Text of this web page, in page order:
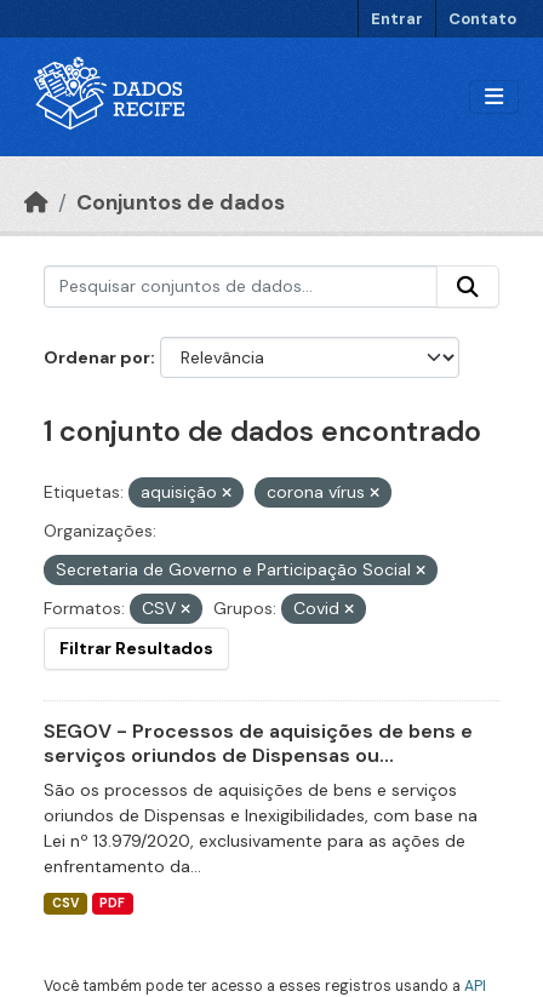
Entrar Contato
Conjuntos de dados
Ordenar por
1 conjunto de dados encontrado
Etiquetas: aquisição
corona vírus
Organizações:
Secretaria de Governo e Participação Social
Formatos:
CSV Grupos:
Covid
Filtrar Resultados
SEGOV - Processos de aquisições de bens e
serviços oriundos de Dispensas ou...
São os processos de aquisições de bens e serviços
oriundos de Dispensas e Inexigibilidades, com base na
Lei nº 13.979/2020, exclusivamente para as ações de
enfrentamento da...
CSV PDF
Você também pode ter acesso a esses registros usando a API